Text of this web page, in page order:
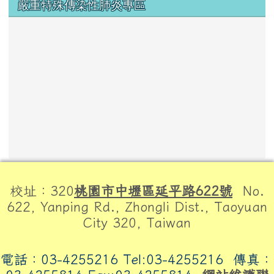
嚴重特殊傳染性肺炎專區
校址：320桃園市中壢區延平路622號 No.
622, Yanping Rd., Zhongli Dist., Taoyuan
City 320, Taiwan
電話：03-4255216 Tel:03-4255216 傳真：